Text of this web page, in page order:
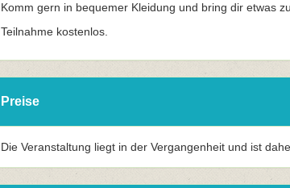
Komm gern in bequemer Kleidung und bring dir etwas
Teilnahme kostenlos.
Preise
Die Veranstaltung liegt in der Vergangenheit und ist